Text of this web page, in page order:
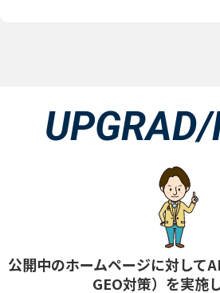
公開中のホームページに対して
GEO対策）を実施